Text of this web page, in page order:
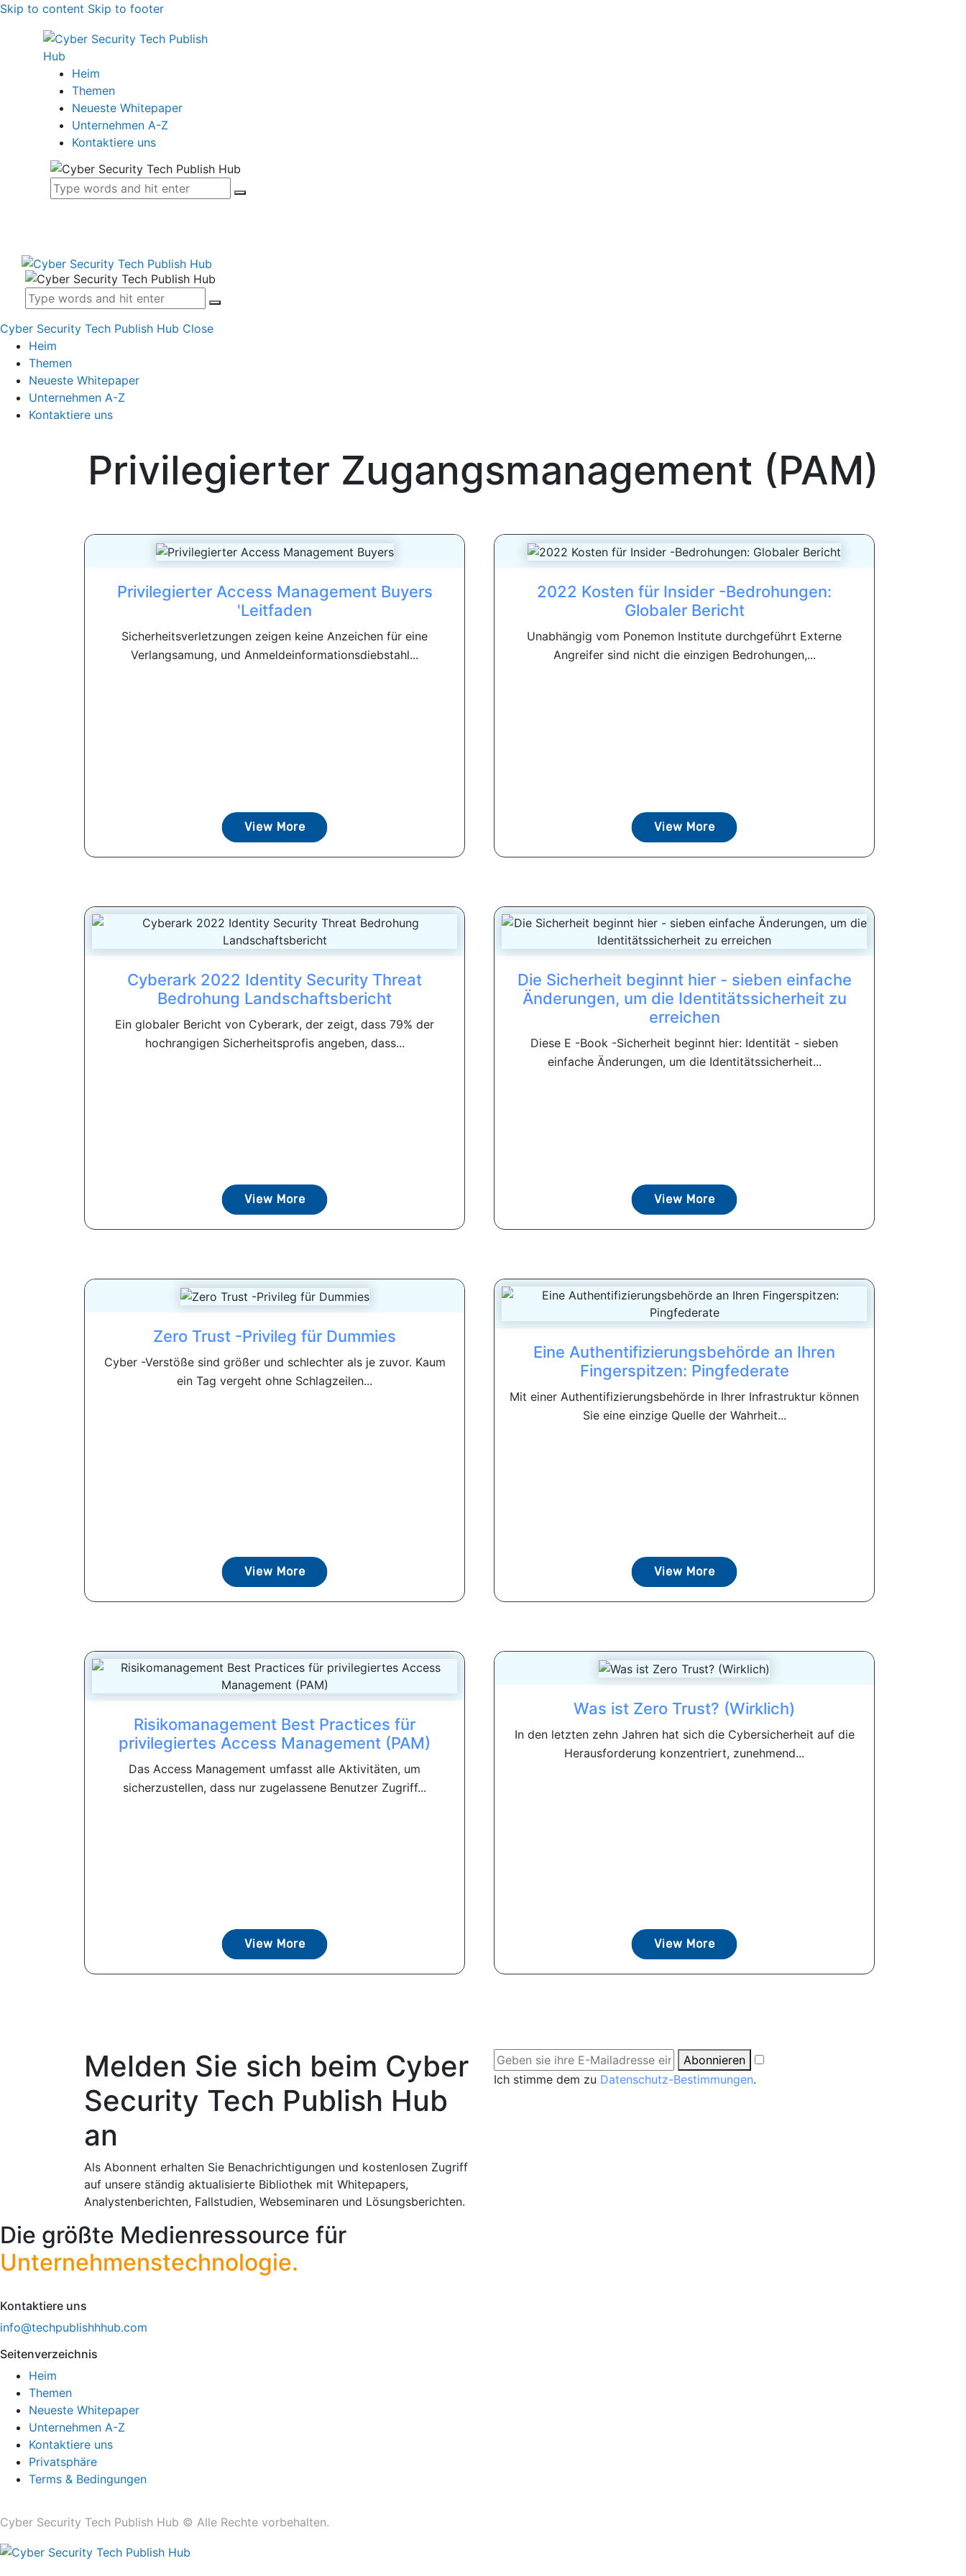
Skip to content Skip to footer
Heim
Themen
Neueste Whitepaper
Unternehmen A-Z
Kontaktiere uns
Cyber Security Tech Publish Hub Close
Heim
Themen
Neueste Whitepaper
Unternehmen A-Z
Kontaktiere uns
Privilegierter Zugangsmanagement (PAM)
Privilegierter Access Management Buyers
'Leitfaden
Sicherheitsverletzungen zeigen keine Anzeichen für eine
Verlangsamung, und Anmeldeinformationsdiebstahl...
View More
2022 Kosten für Insider -Bedrohungen:
Globaler Bericht
Unabhängig vom Ponemon Institute durchgeführt Externe
Angreifer sind nicht die einzigen Bedrohungen,...
View More
Cyberark 2022 Identity Security Threat
Bedrohung Landschaftsbericht
Ein globaler Bericht von Cyberark, der zeigt, dass 79% der
hochrangigen Sicherheitsprofis angeben, dass...
View More
Die Sicherheit beginnt hier - sieben einfache
Änderungen, um die Identitätssicherheit zu
erreichen
Diese E -Book -Sicherheit beginnt hier: Identität - sieben
einfache Änderungen, um die Identitätssicherheit...
View More
Zero Trust -Privileg für Dummies
Cyber ​​-Verstöße sind größer und schlechter als je zuvor. Kaum
ein Tag vergeht ohne Schlagzeilen...
View More
Eine Authentifizierungsbehörde an Ihren
Fingerspitzen: Pingfederate
Mit einer Authentifizierungsbehörde in Ihrer Infrastruktur können
Sie eine einzige Quelle der Wahrheit...
View More
Risikomanagement Best Practices für
privilegiertes Access Management (PAM)
Das Access Management umfasst alle Aktivitäten, um
sicherzustellen, dass nur zugelassene Benutzer Zugriff...
View More
Was ist Zero Trust? (Wirklich)
In den letzten zehn Jahren hat sich die Cybersicherheit auf die
Herausforderung konzentriert, zunehmend...
View More
Melden Sie sich beim Cyber
Security Tech Publish Hub
an
Als Abonnent erhalten Sie Benachrichtigungen und kostenlosen Zugriff
auf unsere ständig aktualisierte Bibliothek mit Whitepapers,
Analystenberichten, Fallstudien, Webseminaren und Lösungsberichten.
Abonnieren
Ich stimme dem zu Datenschutz-Bestimmungen.
Die größte Medienressource für
Unternehmenstechnologie.
Kontaktiere uns
info@techpublishhhub.com
Seitenverzeichnis
Heim
Themen
Neueste Whitepaper
Unternehmen A-Z
Kontaktiere uns
Privatsphäre
Terms & Bedingungen
Cyber ​​Security Tech Publish Hub © Alle Rechte vorbehalten.